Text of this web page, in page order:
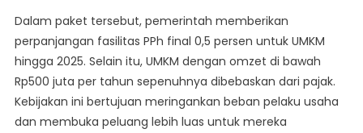
Dalam paket tersebut, pemerintah memberikan
perpanjangan fasilitas PPh final 0,5 persen untuk UMKM
hingga 2025. Selain itu, UMKM dengan omzet di bawah
Rp500 juta per tahun sepenuhnya dibebaskan dari pajak.
Kebijakan ini bertujuan meringankan beban pelaku usaha
dan membuka peluang lebih luas untuk mereka